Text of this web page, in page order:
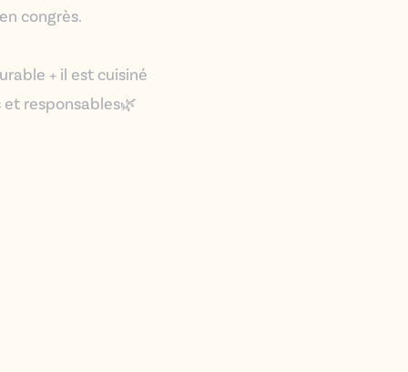
congrès.
+ il est cuisiné
responsables🌿